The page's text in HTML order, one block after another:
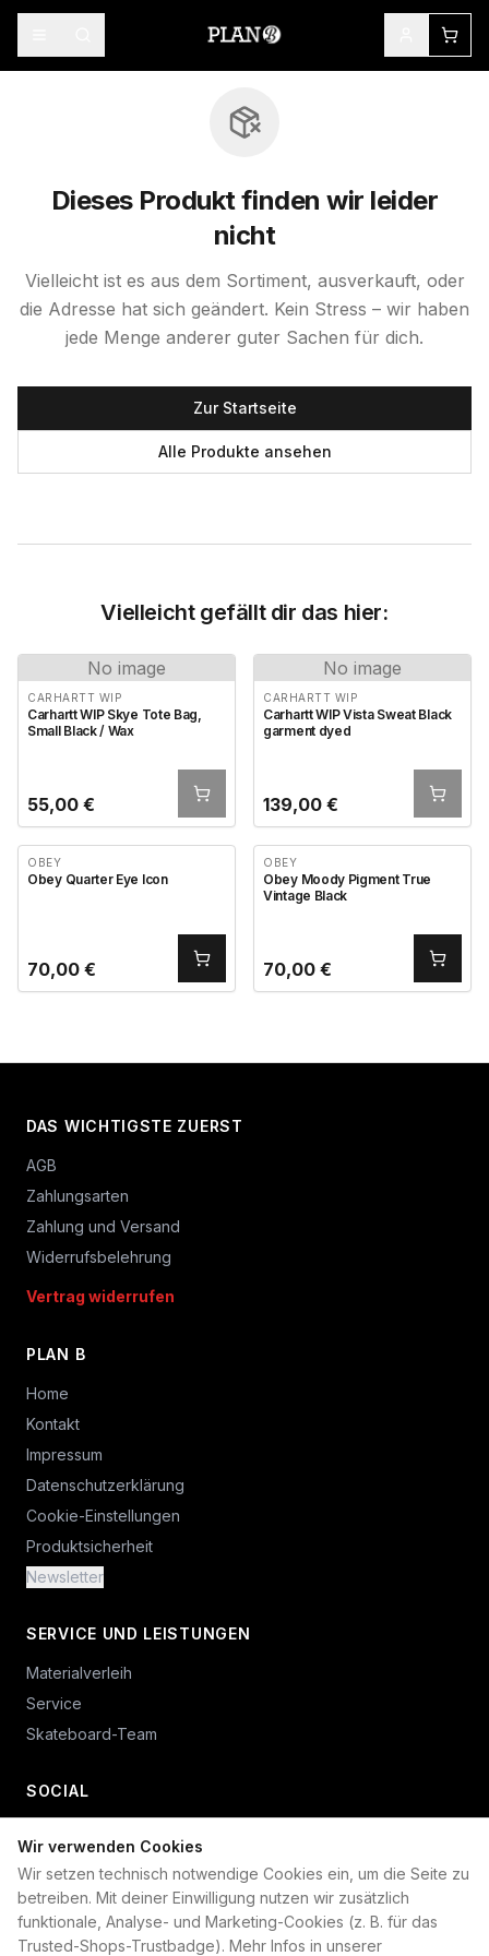
Wir verwenden Cookies
Wir setzen technisch notwendige Cookies ein, um die Seite zu
betreiben. Mit deiner Einwilligung nutzen wir zusätzlich
funktionale, Analyse- und Marketing-Cookies (z. B. für das
Trusted-Shops-Trustbadge). Mehr Infos in unserer
Dieses Produkt finden wir leider
nicht
Vielleicht ist es aus dem Sortiment, ausverkauft, oder
die Adresse hat sich geändert. Kein Stress – wir haben
jede Menge anderer guter Sachen für dich.
Zur Startseite
Alle Produkte ansehen
Vielleicht gefällt dir das hier:
No image
CARHARTT WIP
Carhartt WIP Skye Tote Bag,
Small Black / Wax
55,00 €
No image
CARHARTT WIP
Carhartt WIP Vista Sweat Black
garment dyed
139,00 €
OBEY
Obey Quarter Eye Icon
70,00 €
OBEY
Obey Moody Pigment True
Vintage Black
70,00 €
DAS WICHTIGSTE ZUERST
AGB
Zahlungsarten
Zahlung und Versand
Widerrufsbelehrung
Vertrag widerrufen
PLAN B
Home
Kontakt
Impressum
Datenschutzerklärung
Cookie-Einstellungen
Produktsicherheit
Newsletter
SERVICE UND LEISTUNGEN
Materialverleih
Service
Skateboard-Team
SOCIAL
+49 234 687 00 38
shop@plan-b-funsport.de
Sichere Zahlung mit: